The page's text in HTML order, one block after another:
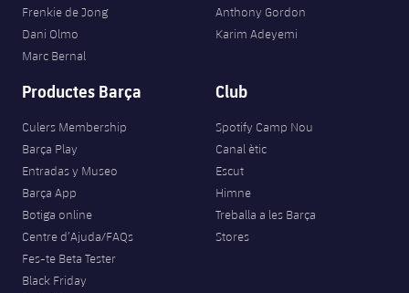
Jugadors
Fotos
Història
Palmarès
Classificació
Juvenil
Infantil
Notícies
Atletisme
plusicon
més
Masculí
Femení
Agenda
Bàsquet en cadira de rodes
plusicon
més
Actualitat
Jugadors
Calendari
Resultats
Hockey gel
Actualitat
Calendari
plusicon
més
Notícies
Hockey Herba Masculí
Patinatge artístic
plusicon
més
Actualitat
Escola de Patinatge
Frenkie de Jong
Dani Olmo
Marc Bernal
Anthony Gordon
Karim Adeyemi
Productes Barça
Culers Membership
Barça Play
Entradas y Museo
Barça App
Botiga online
Centre d’Ajuda/FAQs
Fes-te Beta Tester
Black Friday
Club
Spotify Camp Nou
Canal ètic
Escut
Himne
Treballa a les Barça
Stores